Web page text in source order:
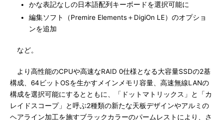
かな表記なしの日本語配列キーボードを選択可能に
編集ソフト（Premire Elements＋DigiOn LE）のオプショ
ンを追加
など。
より高性能のCPUや高速なRAID 0仕様となる大容量SSDの2基
構成、64ビットOSを生かすメインメモリ容量、高速無線LANの
構成を選択可能にするとともに、「ドットマトリックス」と「カ
レイドスコープ」と呼ぶ2種類の新たな天板デザインやアルミの
ヘアライン加工を施すブラックカラーのパームレストにより、さ